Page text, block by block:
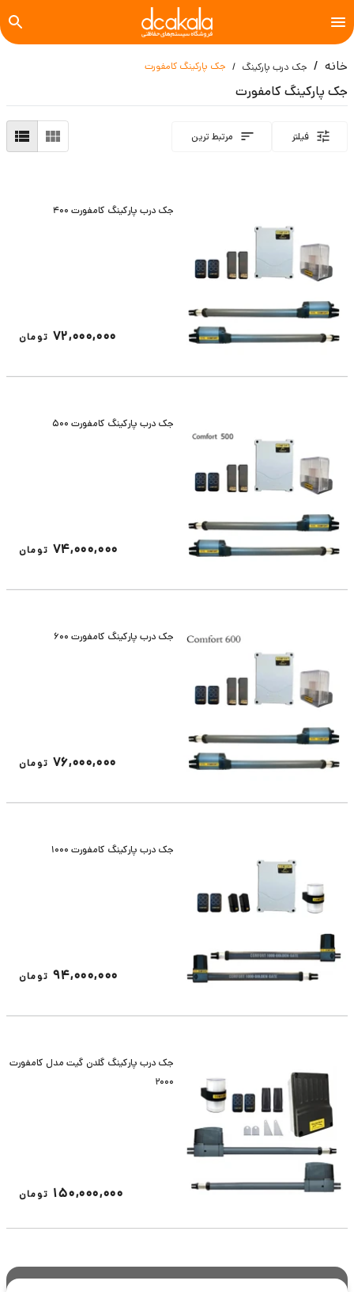
خانه جک درب پارکینگ جک پارکینگ کامفورت
جک پارکینگ کامفورت
فیلتر مرتبط ترین
جک درب پارکینگ کامفورت 400
72,000,000 تومان
جک درب پارکینگ کامفورت 500
74,000,000 تومان
جک درب پارکینگ کامفورت 600
76,000,000 تومان
جک درب پارکینگ کامفورت 1000
94,000,000 تومان
جک درب پارکینگ گلدن گیت مدل کامفورت
۲۰۰۰
150,000,000 تومان